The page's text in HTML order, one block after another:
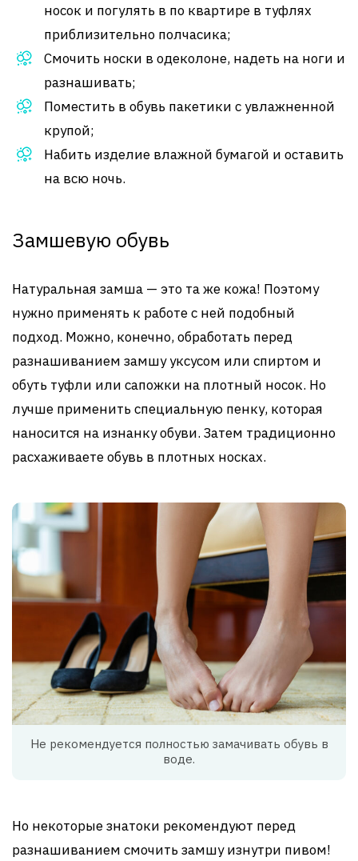
носок и погулять в по квартире в туфлях
приблизительно полчасика;
Смочить носки в одеколоне, надеть на ноги и
разнашивать;
Поместить в обувь пакетики с увлажненной
крупой;
Набить изделие влажной бумагой и оставить
на всю ночь.
Замшевую обувь
Натуральная замша — это та же кожа! Поэтому
нужно применять к работе с ней подобный
подход. Можно, конечно, обработать перед
разнашиванием замшу уксусом или спиртом и
обуть туфли или сапожки на плотный носок. Но
лучше применить специальную пенку, которая
наносится на изнанку обуви. Затем традиционно
расхаживаете обувь в плотных носках.
Не рекомендуется полностью замачивать обувь в
воде.
Но некоторые знатоки рекомендуют перед
разнашиванием смочить замшу изнутри пивом!